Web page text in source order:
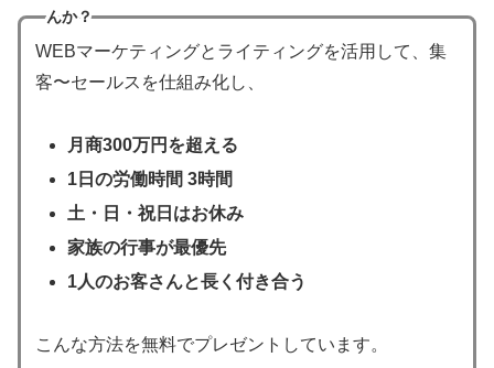
んか？
WEBマーケティングとライティングを活用して、集
客〜セールスを仕組み化し、
月商300万円を超える
1日の労働時間 3時間
土・日・祝日はお休み
家族の行事が最優先
1人のお客さんと長く付き合う
こんな方法を無料でプレゼントしています。